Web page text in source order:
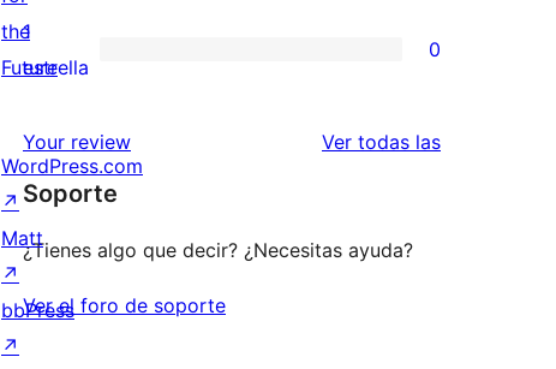
3
estrellas
valoración
de
estrellas
0
de
1
estrellas
1
estrella
0
Your review Ver todas lasvaloraciones
Soporte
¿Tienes algo que decir? ¿Necesitas ayuda?
Ver el foro de soporte
the
Future
WordPress.com
↗
Matt
↗
bbPress
↗